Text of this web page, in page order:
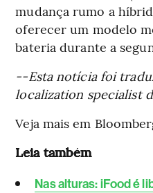
mudança rumo a
oferecer um modelo
bateria durante a
--Esta notícia foi
localization specialist
Veja mais em
Leia também
Nas alturas: iFood é